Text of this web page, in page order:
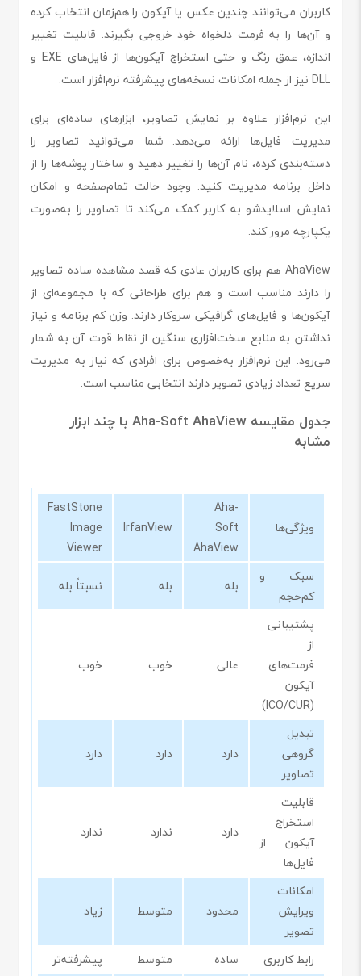
کاربران می‌توانند چندین عکس یا آیکون را هم‌زمان انتخاب کرده
و آن‌ها را به فرمت دلخواه خود خروجی بگیرند. قابلیت تغییر
اندازه، عمق رنگ و حتی استخراج آیکون‌ها از فایل‌های EXE و
DLL نیز از جمله امکانات نسخه‌های پیشرفته نرم‌افزار است.
این نرم‌افزار علاوه بر نمایش تصاویر، ابزارهای ساده‌ای برای
مدیریت فایل‌ها ارائه می‌دهد. شما می‌توانید تصاویر را
دسته‌بندی کرده، نام آن‌ها را تغییر دهید و ساختار پوشه‌ها را از
داخل برنامه مدیریت کنید. وجود حالت تمام‌صفحه و امکان
نمایش اسلایدشو به کاربر کمک می‌کند تا تصاویر را به‌صورت
یکپارچه مرور کند.
AhaView هم برای کاربران عادی که قصد مشاهده ساده تصاویر
را دارند مناسب است و هم برای طراحانی که با مجموعه‌ای از
آیکون‌ها و فایل‌های گرافیکی سروکار دارند. وزن کم برنامه و نیاز
نداشتن به منابع سخت‌افزاری سنگین از نقاط قوت آن به شمار
می‌رود. این نرم‌افزار به‌خصوص برای افرادی که نیاز به مدیریت
سریع تعداد زیادی تصویر دارند انتخابی مناسب است.
جدول مقایسه Aha-Soft AhaView با چند ابزار
مشابه
ویژگی‌ها
Aha-
Soft
AhaView
IrfanView
FastStone
Image
Viewer
سبک و
کم‌حجم
بله بله
نسبتاً بله
پشتیبانی
از
فرمت‌های
آیکون
(ICO/CUR)
عالی خوب خوب
تبدیل
گروهی
تصاویر
دارد دارد دارد
قابلیت
استخراج
آیکون از
فایل‌ها
دارد ندارد ندارد
امکانات
ویرایش
تصویر
محدود متوسط زیاد
رابط کاربری ساده متوسط
پیشرفته‌تر